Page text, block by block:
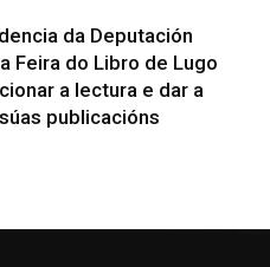
da Deputación
Feira do Libro de Lugo
a lectura e dar a
publicacións